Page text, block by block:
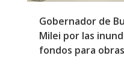
Gobernador de
Milei por las
fondos para obras